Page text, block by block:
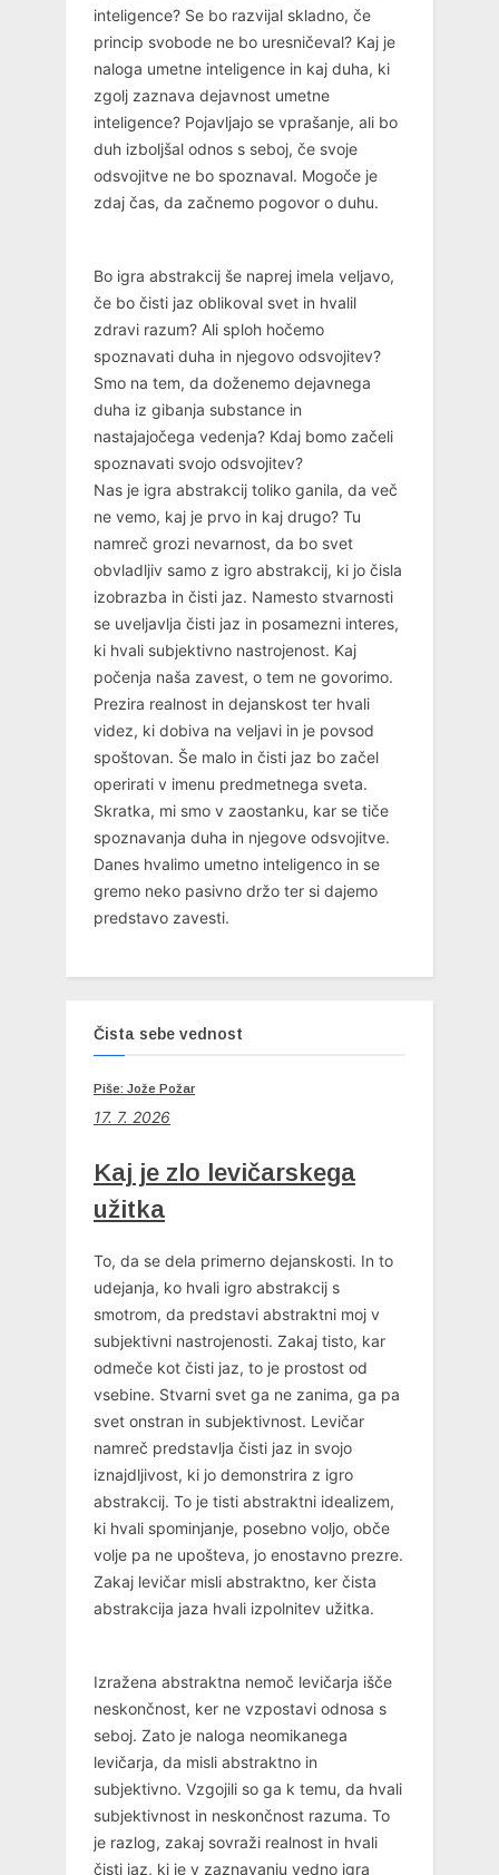
inteligence? Se bo razvijal skladno, če
princip svobode ne bo uresničeval? Kaj je
naloga umetne inteligence in kaj duha, ki
zgolj zaznava dejavnost umetne
inteligence? Pojavljajo se vprašanje, ali bo
duh izboljšal odnos s seboj, če svoje
odsvojitve ne bo spoznaval. Mogoče je
zdaj čas, da začnemo pogovor o duhu.
Bo igra abstrakcij še naprej imela veljavo,
če bo čisti jaz oblikoval svet in hvalil
zdravi razum? Ali sploh hočemo
spoznavati duha in njegovo odsvojitev?
Smo na tem, da doženemo dejavnega
duha iz gibanja substance in
nastajajočega vedenja? Kdaj bomo začeli
spoznavati svojo odsvojitev?
Nas je igra abstrakcij toliko ganila, da več
ne vemo, kaj je prvo in kaj drugo? Tu
namreč grozi nevarnost, da bo svet
obvladljiv samo z igro abstrakcij, ki jo čisla
izobrazba in čisti jaz. Namesto stvarnosti
se uveljavlja čisti jaz in posamezni interes,
ki hvali subjektivno nastrojenost. Kaj
počenja naša zavest, o tem ne govorimo.
Prezira realnost in dejanskost ter hvali
videz, ki dobiva na veljavi in je povsod
spoštovan. Še malo in čisti jaz bo začel
operirati v imenu predmetnega sveta.
Skratka, mi smo v zaostanku, kar se tiče
spoznavanja duha in njegove odsvojitve.
Danes hvalimo umetno inteligenco in se
gremo neko pasivno držo ter si dajemo
predstavo zavesti.
Čista sebe vednost
Piše: Jože Požar
17. 7. 2026
Kaj je zlo levičarskega
užitka
To, da se dela primerno dejanskosti. In to
udejanja, ko hvali igro abstrakcij s
smotrom, da predstavi abstraktni moj v
subjektivni nastrojenosti. Zakaj tisto, kar
odmeče kot čisti jaz, to je prostost od
vsebine. Stvarni svet ga ne zanima, ga pa
svet onstran in subjektivnost. Levičar
namreč predstavlja čisti jaz in svojo
iznajdljivost, ki jo demonstrira z igro
abstrakcij. To je tisti abstraktni idealizem,
ki hvali spominjanje, posebno voljo, obče
volje pa ne upošteva, jo enostavno prezre.
Zakaj levičar misli abstraktno, ker čista
abstrakcija jaza hvali izpolnitev užitka.
Izražena abstraktna nemoč levičarja išče
neskončnost, ker ne vzpostavi odnosa s
seboj. Zato je naloga neomikanega
levičarja, da misli abstraktno in
subjektivno. Vzgojili so ga k temu, da hvali
subjektivnost in neskončnost razuma. To
je razlog, zakaj sovraži realnost in hvali
čisti jaz, ki je v zaznavanju vedno igra